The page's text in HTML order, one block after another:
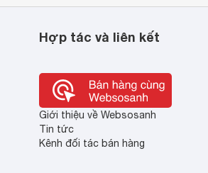
Hợp tác và liên kết
Giới thiệu về Websosanh
Tin tức
Kênh đối tác bán hàng